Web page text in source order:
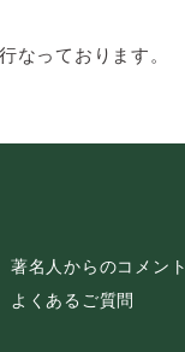
なっております。
著名人からのコメント
よくあるご質問